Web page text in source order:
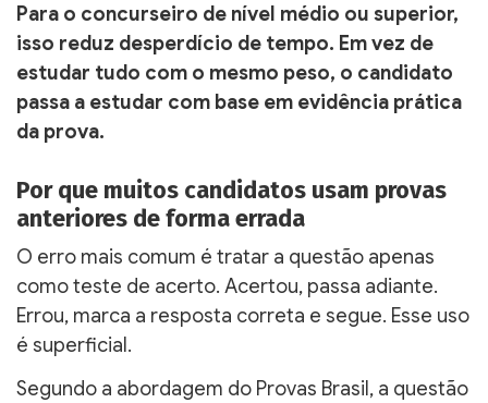
Para o concurseiro de nível médio ou superior,
isso reduz desperdício de tempo. Em vez de
estudar tudo com o mesmo peso, o candidato
passa a estudar com base em evidência prática
da prova.
Por que muitos candidatos usam provas
anteriores de forma errada
O erro mais comum é tratar a questão apenas
como teste de acerto. Acertou, passa adiante.
Errou, marca a resposta correta e segue. Esse uso
é superficial.
Segundo a abordagem do Provas Brasil, a questão